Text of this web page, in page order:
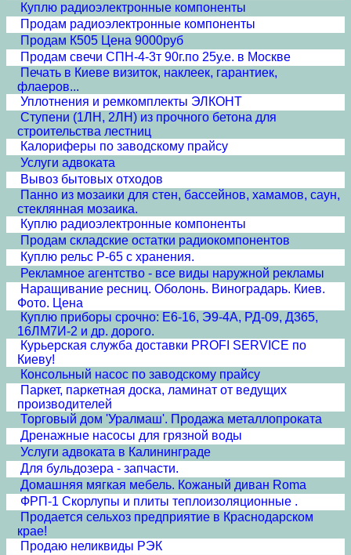
Куплю радиоэлектронные компоненты
Продам радиоэлектронные компоненты
Продам К505 Цена 9000руб
Продам свечи СПН-4-3т 90г.по 25у.е. в Москве
Печать в Киеве визиток, наклеек, гарантиек,
флаеров...
Уплотнения и ремкомплекты ЭЛКОНТ
Cтупени (1ЛН, 2ЛН) из прочного бетона для
строительства лестниц
Калориферы по заводскому прайсу
Услуги адвоката
Вывоз бытовых отходов
Панно из мозаики для стен, бассейнов, хамамов, саун,
стеклянная мозаика.
Куплю радиоэлектронные компоненты
Продам складские остатки радиокомпонентов
Куплю рельс Р-65 с хранения.
Рекламное агентство - все виды наружной рекламы
Наращивание ресниц. Оболонь. Виноградарь. Киев.
Фото. Цена
Куплю приборы срочно: Е6-16, Э9-4А, РД-09, Д365,
16ЛМ7И-2 и др. дорого.
Курьерская служба доставки PROFI SERVICE по
Киеву!
Консольный насос по заводскому прайсу
Паркет, паркетная доска, ламинат от ведущих
производителей
Торговый дом 'Уралмаш'. Продажа металлопроката
Дренажные насосы для грязной воды
Услуги адвоката в Калининграде
Для бульдозера - запчасти.
Домашняя мягкая мебель. Кожаный диван Roma
ФРП-1 Скорлупы и плиты теплоизоляционные .
Продается сельхоз предприятие в Краснодарском
крае!
Продаю неликвиды РЭК